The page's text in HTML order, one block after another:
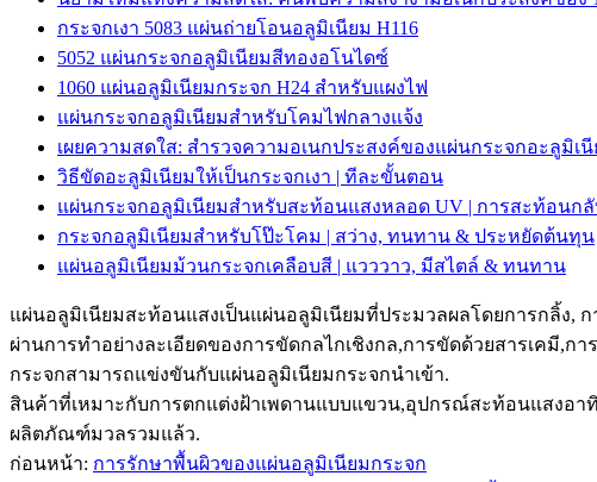
กระจกเงา 5083 แผ่นถ่ายโอนอลูมิเนียม H116
5052 แผ่นกระจกอลูมิเนียมสีทองอโนไดซ์
1060 แผ่นอลูมิเนียมกระจก H24 สำหรับแผงไฟ
แผ่นกระจกอลูมิเนียมสำหรับโคมไฟกลางแจ้ง
เผยความสดใส: สำรวจความอเนกประสงค์ของแผ่นกระจกอะลูมิ
วิธีขัดอะลูมิเนียมให้เป็นกระจกเงา | ทีละขั้นตอน
แผ่นกระจกอลูมิเนียมสำหรับสะท้อนแสงหลอด UV | การสะท้อนก
กระจกอลูมิเนียมสำหรับโป๊ะโคม | สว่าง, ทนทาน & ประหยัดต้นทุน
แผ่นอลูมิเนียมม้วนกระจกเคลือบสี | แวววาว, มีสไตล์ & ทนทาน
แผ่นอลูมิเนียมสะท้อนแสงเป็นแผ่นอลูมิเนียมที่ประมวลผลโดยการกลิ้ง,
ผ่านการทำอย่างละเอียดของการขัดกลไกเชิงกล,การขัดด้วยสารเคมี,ก
กระจกสามารถแข่งขันกับแผ่นอลูมิเนียมกระจกนำเข้า.
สินค้าที่เหมาะกับการตกแต่งฝ้าเพดานแบบแขวน,อุปกรณ์สะท้อนแสงอ
ผลิตภัณฑ์มวลรวมแล้ว.
ก่อนหน้า: การรักษาพื้นผิวของแผ่นอลูมิเนียมกระจก